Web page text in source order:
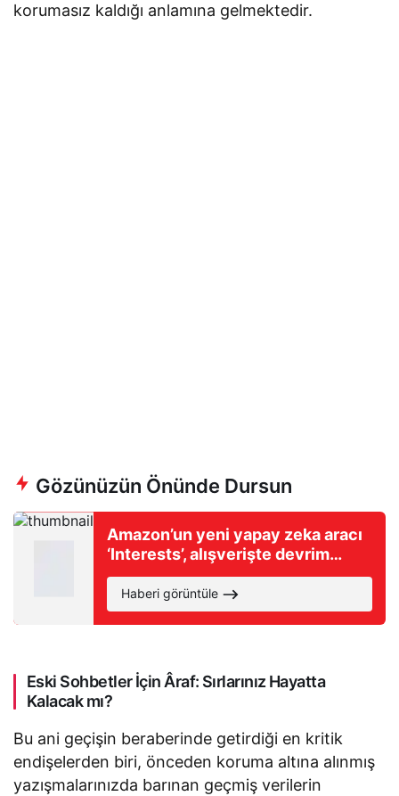
korumasız kaldığı anlamına gelmektedir.
Gözünüzün Önünde Dursun
Amazon’un yeni yapay zeka aracı
‘Interests’, alışverişte devrim
yaratmayı hedefliyor
Haberi görüntüle
Eski Sohbetler İçin Âraf: Sırlarınız Hayatta
Kalacak mı?
Bu ani geçişin beraberinde getirdiği en kritik
endişelerden biri, önceden koruma altına alınmış
yazışmalarınızda barınan geçmiş verilerin